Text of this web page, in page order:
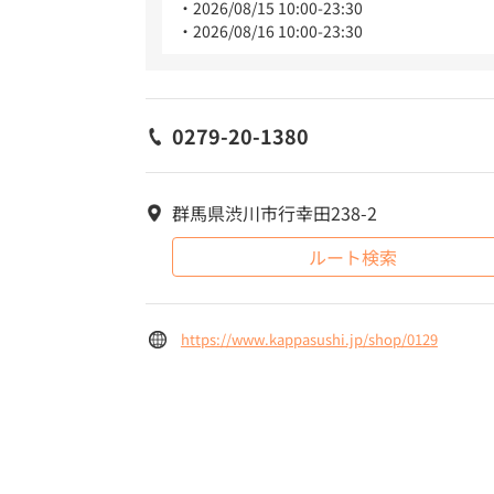
2026/08/15 10:00-23:30
2026/08/16 10:00-23:30
0279-20-1380
群馬県渋川市行幸田238-2
ルート検索
https://www.kappasushi.jp/shop/0129